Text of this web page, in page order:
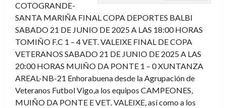
COTOGRANDE-
SANTA MARIÑA FINAL COPA DEPORTES BALBI
SABADO 21 DE JUNIO DE 2025 A LAS 18:00 HORAS
TOMIÑO F.C 1 – 4 VET. VALEIXE FINAL DE COPA
VETERANOS SABADO 21 DE JUNIO DE 2025 A LAS
20:00 HORAS MUIÑO DA PONTE 1 – 0 XUNTANZA
AREAL-NB-21 Enhorabuena desde la Agrupación de
Veteranos Futbol Vigo,a los equipos CAMPEONES,
MUIÑO DA PONTE E VET. VALEIXE, así como a los